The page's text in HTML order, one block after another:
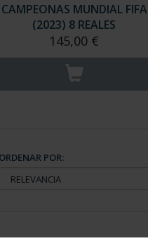
CAMPEONAS MUNDIAL FIFA
(2023) 8 REALES
145,00 €
ORDENAR POR: